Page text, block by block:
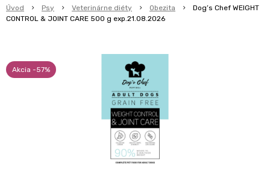
Úvod Psy Veterinárne diéty Obezita
Dog’s Chef WEIGHT
CONTROL & JOINT CARE 500 g exp.21.08.2026
Akcia -57%